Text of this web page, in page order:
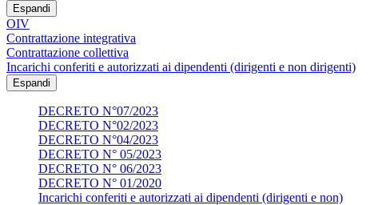
Espandi
OIV
Contrattazione integrativa
Contrattazione collettiva
Incarichi conferiti e autorizzati ai dipendenti (dirigenti e non dirigenti)
Espandi
DECRETO N°07/2023
DECRETO N°02/2023
DECRETO N°04/2023
DECRETO N° 05/2023
DECRETO N° 06/2023
DECRETO N° 01/2020
Incarichi conferiti e autorizzati ai dipendenti (dirigenti e non)